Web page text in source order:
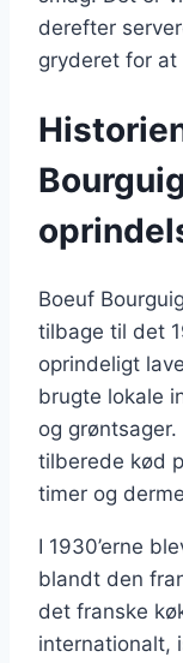
derefter
gryderet for
Boeuf
tilbage til det
oprindeligt
brugte lokale
og
tilberede kød
timer og
I 1930’erne
blandt den
det franske
internationalt,